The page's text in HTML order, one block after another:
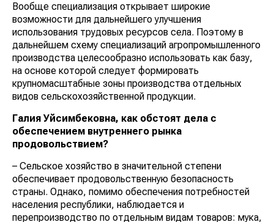
Вообще специализация открывает широкие
возможности для дальнейшего улучшения
использования трудовых ресурсов села. Поэтому в
дальнейшем схему специализаций агропромышленного
производства целесообразно использовать как базу,
на основе которой следует формировать
крупномасштабные зоны производства отдельных
видов сельскохозяйственной продукции.
Галия Уйсимбековна, как обстоят дела с
обеспечением внутреннего рынка
продовольствием?
– Сельское хозяйство в значительной степени
обеспечивает продовольственную безопасность
страны. Однако, помимо обеспечения потребностей
населения республики, наблюдается и
перепроизводство по отдельным видам товаров: мука,